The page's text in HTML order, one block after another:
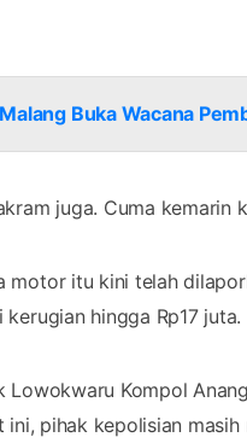
Buka Wacana
juga. Cuma kemarin
motor itu kini telah
hingga Rp17 juta.
Lowokwaru Kompol
pihak kepolisian